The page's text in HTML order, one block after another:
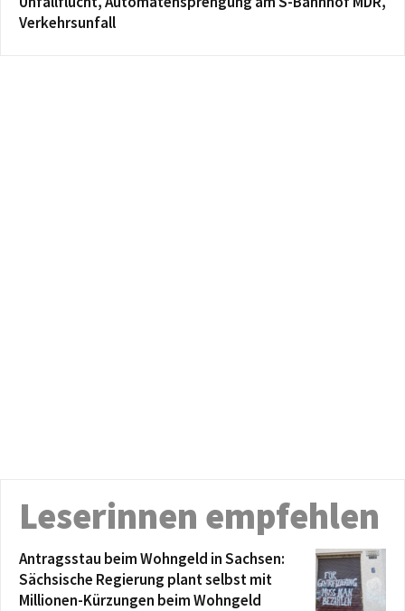
Verkehrsunfall
Leserinnen empfehlen
Antragsstau beim Wohngeld in Sachsen:
Sächsische Regierung plant selbst mit
Millionen-Kürzungen beim Wohngeld